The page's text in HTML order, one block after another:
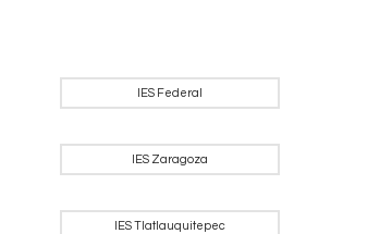
IES Federal
IES Zaragoza
IES Tlatlauquitepec